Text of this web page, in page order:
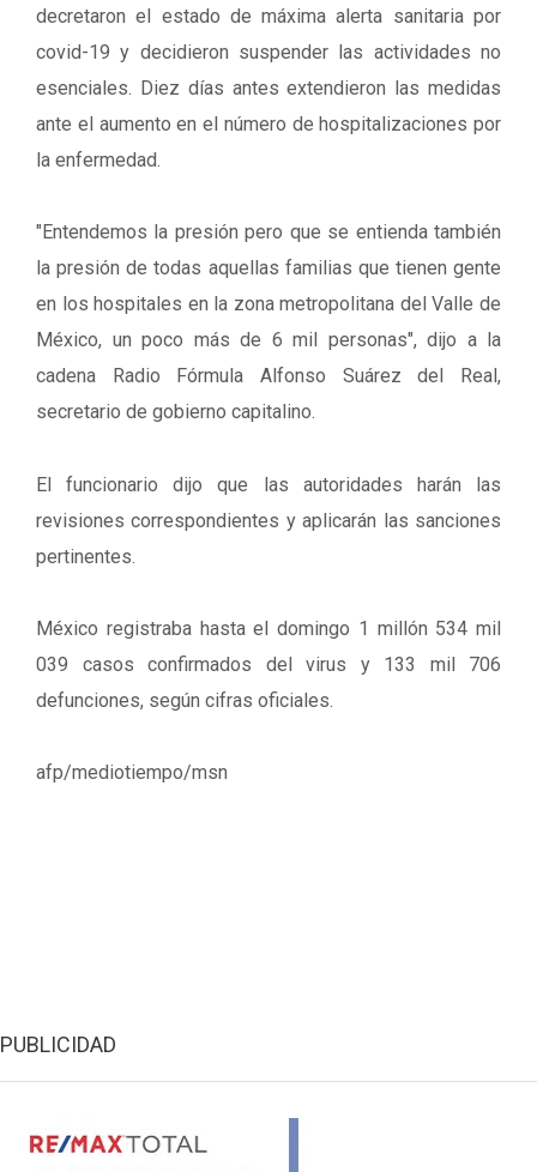
decretaron el estado de máxima alerta sanitaria por
covid-19 y decidieron suspender las actividades no
esenciales. Diez días antes extendieron las medidas
ante el aumento en el número de hospitalizaciones por
la enfermedad.
"Entendemos la presión pero que se entienda también
la presión de todas aquellas familias que tienen gente
en los hospitales en la zona metropolitana del Valle de
México, un poco más de 6 mil personas", dijo a la
cadena Radio Fórmula Alfonso Suárez del Real,
secretario de gobierno capitalino.
El funcionario dijo que las autoridades harán las
revisiones correspondientes y aplicarán las sanciones
pertinentes.
México registraba hasta el domingo 1 millón 534 mil
039 casos confirmados del virus y 133 mil 706
defunciones, según cifras oficiales.
afp/mediotiempo/msn
PUBLICIDAD